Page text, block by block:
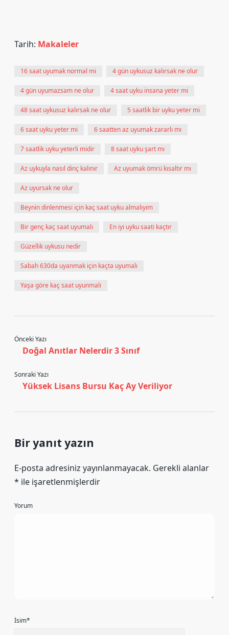
Tarih: Makaleler
16 saat uyumak normal mi 4 gün uykusuz kalırsak ne olur
4 gün uyumazsam ne olur 4 saat uyku insana yeter mi
48 saat uykusuz kalırsak ne olur 5 saatlik bir uyku yeter mi
6 saat uyku yeter mi 6 saatten az uyumak zararlı mı
7 saatlik uyku yeterli midir 8 saat uyku şart mı
Az uykuyla nasıl dinç kalınır Az uyumak ömrü kısaltır mı
Az uyursak ne olur
Beynin dinlenmesi için kaç saat uyku almalıyım
Bir genç kaç saat uyumalı En iyi uyku saati kaçtır
Güzellik uykusu nedir
Sabah 630da uyanmak için kaçta uyumalı
Yaşa göre kaç saat uyunmalı
Önceki Yazı
Doğal Anıtlar Nelerdir 3 Sınıf
Sonraki Yazı
Yüksek Lisans Bursu Kaç Ay Veriliyor
Bir yanıt yazın
E-posta adresiniz yayınlanmayacak. Gerekli alanlar
* ile işaretlenmişlerdir
Yorum
İsim*